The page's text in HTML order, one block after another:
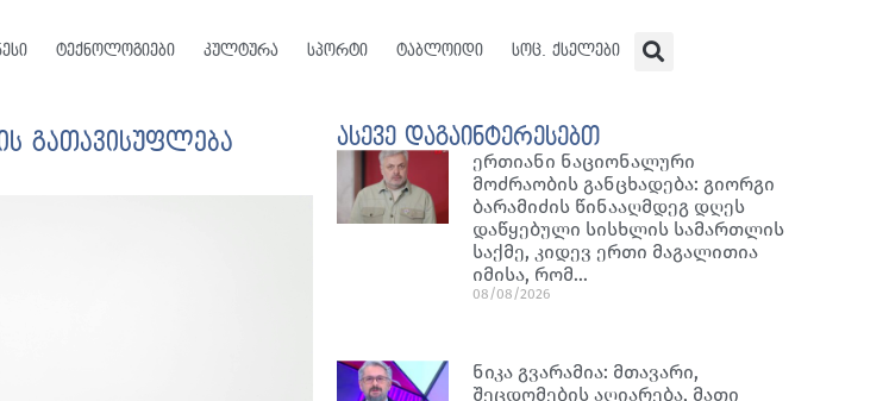
ტექნოლოგიები კულტურა სპორტი ტაბლოიდი სოც. ქსელები
გათავისუფლება
ასევე დაგაინტერესებთ
ერთიანი ნაციონალური
მოძრაობის განცხადება: გიორგი
ბარამიძის წინააღმდეგ დღეს
დაწყებული სისხლის სამართლის
საქმე, კიდევ ერთი მაგალითია
იმისა, რომ…
08/08/2026
ნიკა გვარამია: მთავარი,
შეცდომების აღიარება, მათი